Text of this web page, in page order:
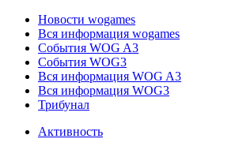
Новости wogames
Вся информация wogames
События WOG A3
События WOG3
Вся информация WOG A3
Вся информация WOG3
Трибунал
Активность